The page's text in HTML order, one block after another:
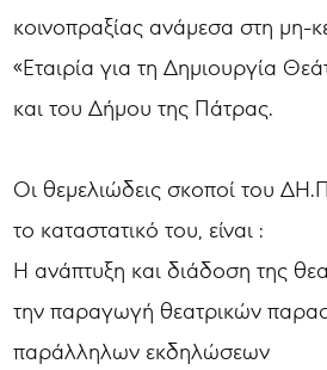
κοινοπραξίας ανάμεσα στη μη-
«Εταιρία για τη Δημιουργία
και του Δήμου της Πάτρας.
Οι θεμελιώδεις σκοποί του
το καταστατικό του, είναι :
Η ανάπτυξη και διάδοση της
την παραγωγή θεατρικών
παράλληλων εκδηλώσεων